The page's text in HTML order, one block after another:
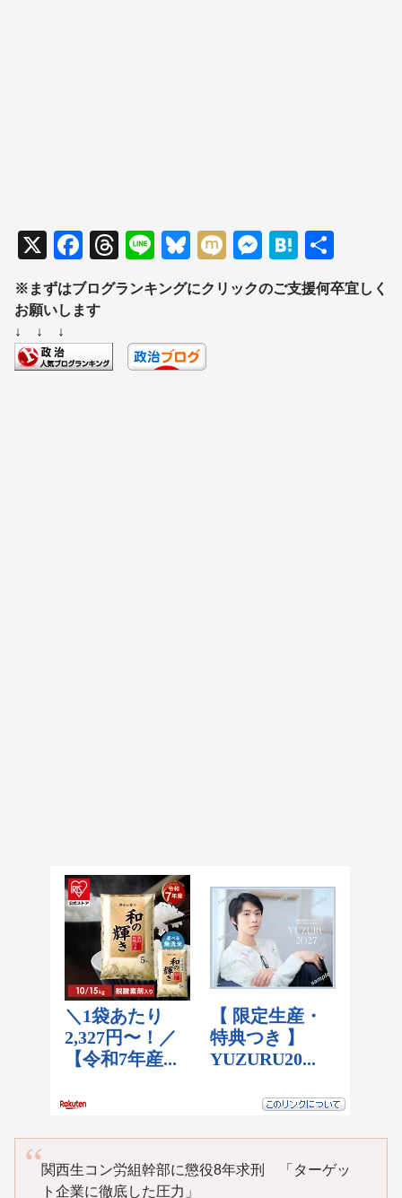
X
F
a
c
b
T
hr
e
d
Li
n
e
Bl
e
y
M
ixi
M
ss
H
at
e
有
※まずはブログランキングにクリックのご支援何卒宜しく
お願いします
↓ ↓ ↓
関西生コン労組幹部に懲役8年求刑 「ターゲッ
ト企業に徹底した圧力」